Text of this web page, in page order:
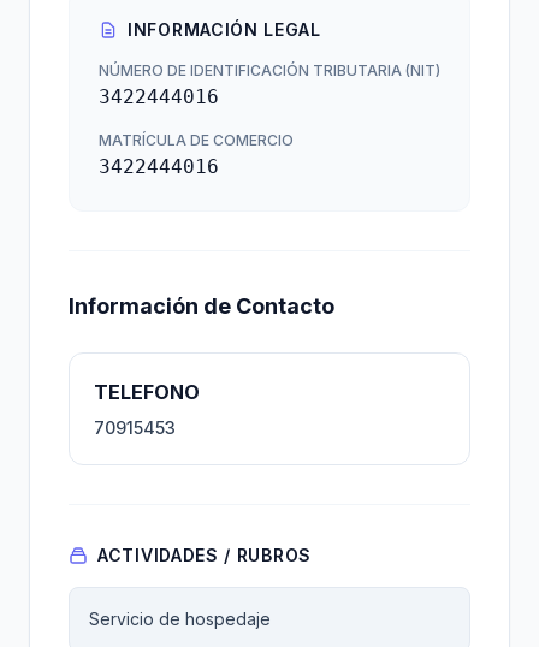
INFORMACIÓN LEGAL
NÚMERO DE IDENTIFICACIÓN TRIBUTARIA (NIT)
3422444016
MATRÍCULA DE COMERCIO
3422444016
Información de Contacto
TELEFONO
70915453
ACTIVIDADES / RUBROS
Servicio de hospedaje